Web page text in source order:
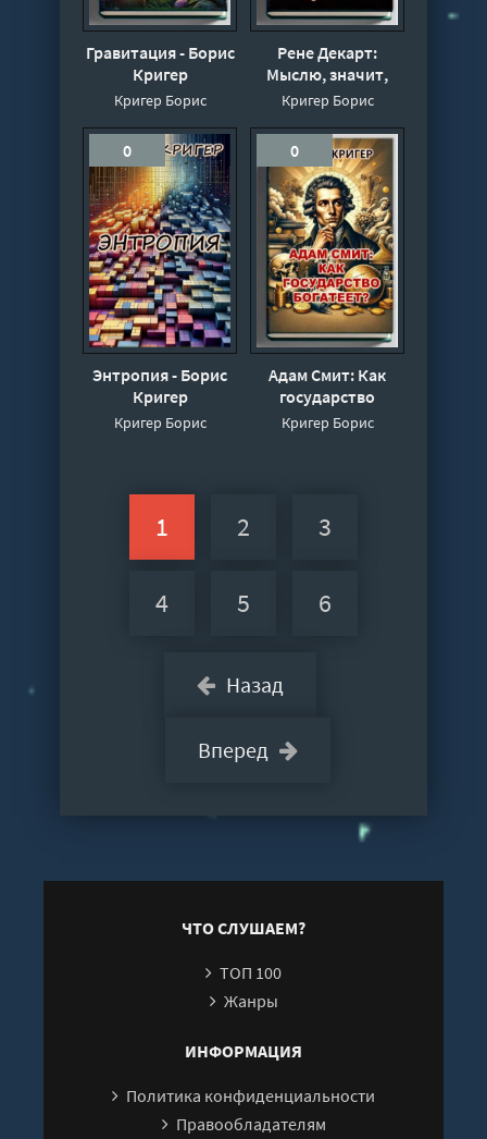
Гравитация - Борис
Кригер
Кригер Борис
Рене Декарт:
Мыслю, значит,
существую? - Борис
Кригер Борис
0
Энтропия - Борис
Кригер
Кригер Борис
0
Адам Смит: Как
государство
богатеет? - Борис
Кригер Борис
Назад
1 2 3
4 5 6
Вперед
ЧТО СЛУШАЕМ?
ТОП 100
Жанры
ИНФОРМАЦИЯ
Политика конфиденциальности
Правообладателям